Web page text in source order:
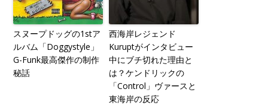
スヌープドッグの1stア
ルバム「Doggystyle」
G-Funk最高傑作の制作
秘話
西海岸レジェンド
Kuruptがインタビュー
中にブチ切れた理由と
は？ケンドリックの
「Control」ヴァースと
東海岸の反応